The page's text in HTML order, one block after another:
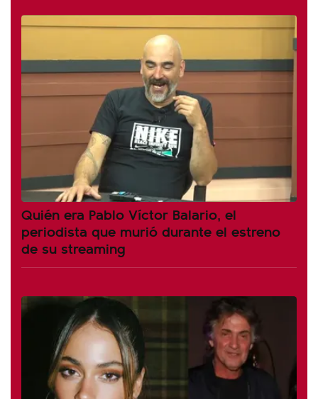
Quién era Pablo Víctor Balario, el
periodista que murió durante el estreno
de su streaming